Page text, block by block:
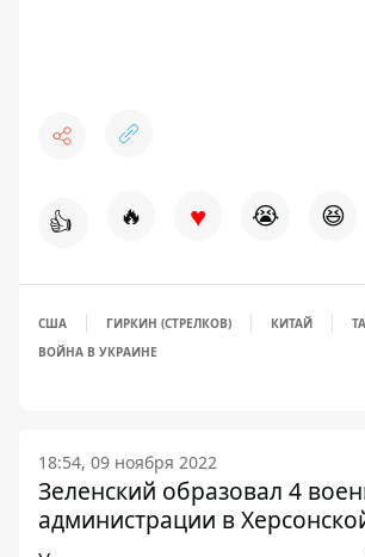
👍 🔥 ♥ 😭 😆
США ГИРКИН (СТРЕЛКОВ) КИТАЙ
ВОЙНА В УКРАИНЕ
18:54, 09 ноября 2022
Зеленский образовал 4
администрации в